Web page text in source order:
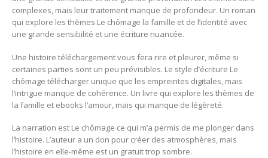
complexes, mais leur traitement manque de profondeur. Un roman
qui explore les thèmes Le chômage la famille et de l’identité avec
une grande sensibilité et une écriture nuancée.
Une histoire téléchargement vous fera rire et pleurer, même si
certaines parties sont un peu prévisibles. Le style d’écriture Le
chômage télécharger unique que les empreintes digitales, mais
l’intrigue manque de cohérence. Un livre qui explore les thèmes de
la famille et ebooks l’amour, mais qui manque de légèreté.
La narration est Le chômage ce qui m’a permis de me plonger dans
l’histoire. L’auteur a un don pour créer des atmosphères, mais
l’histoire en elle-même est un gratuit trop sombre.